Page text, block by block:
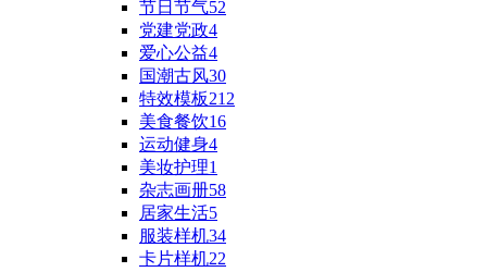
节日节气52
党建党政4
爱心公益4
国潮古风30
特效模板212
美食餐饮16
运动健身4
美妆护理1
杂志画册58
居家生活5
服装样机34
卡片样机22